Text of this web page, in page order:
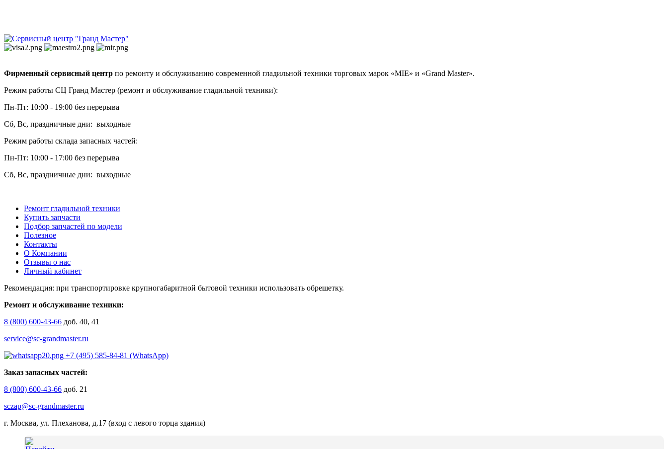
Фирменный сервисный центр по ремонту и обслуживанию современной гладильной техники торговых марок «MIE» и «Grand Master».
Режим работы СЦ Гранд Мастер (ремонт и обслуживание гладильной техники):
Пн-Пт: 10:00 - 19:00 без перерыва
Сб, Вс, праздничные дни: выходные
Режим работы склада запасных частей:
Пн-Пт: 10:00 - 17:00 без перерыва
Сб, Вс, праздничные дни: выходные
Ремонт гладильной техники
Купить запчасти
Подбор запчастей по модели
Полезное
Контакты
О Компании
Отзывы о нас
Личный кабинет
Рекомендация: при транспортировке крупногабаритной бытовой техники использовать обрешетку.
Ремонт и обслуживание техники:
8 (800) 600-43-66 доб. 40, 41
service@sc-grandmaster.ru
+7 (495) 585-84-81 (WhatsApp)
Заказ запасных частей:
8 (800) 600-43-66 доб. 21
sczap@sc-grandmaster.ru
г. Москва, ул. Плеханова, д.17 (вход с левого торца здания)